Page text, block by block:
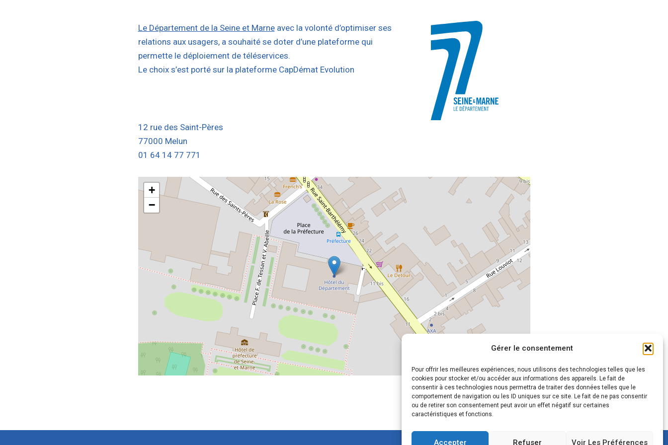
Gérer le consentement
Pour offrir les meilleures expériences, nous utilisons des technologies telles que les
cookies pour stocker et/ou accéder aux informations des appareils. Le fait de
consentir à ces technologies nous permettra de traiter des données telles que le
comportement de navigation ou les ID uniques sur ce site. Le fait de ne pas consentir
ou de retirer son consentement peut avoir un effet négatif sur certaines
caractéristiques et fonctions.
Accepter Refuser Voir Les Préférences
Le Département de la Seine et Marneavec la volonté d’optimiser ses
relations aux usagers, a souhaité se doter d’une plateforme qui
permette le déploiement de téléservices.
Le choix s’est porté sur la plateforme CapDémat Evolution
12 rue des Saint-Pères
77000 Melun
01 64 14 77 771
+
−
Leaflet |©OpenStreetMap